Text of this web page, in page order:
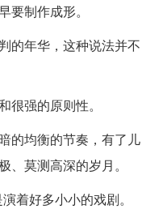
制作成形。
年华，这种说法并不
很强的原则性。
的均衡的节奏，有了儿
、莫测高深的岁月。
着好多小小的戏剧。